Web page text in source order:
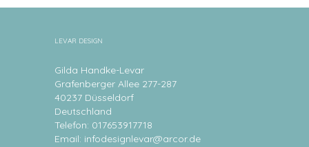
LEVAR DESIGN
Gilda Handke-Levar
Grafenberger Allee 277-287
40237 Düsseldorf
Deutschland
Telefon: 017653917718
Email: infodesignlevar@arcor.de